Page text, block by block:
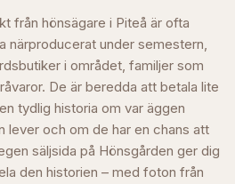
från hönsägare i Piteå är ofta
närproducerat under semestern,
i området, familjer som
De är beredda att betala lite
tydlig historia om var äggen
lever och om de har en chans att
säljsida på Hönsgården ger dig
den historien – med foton från